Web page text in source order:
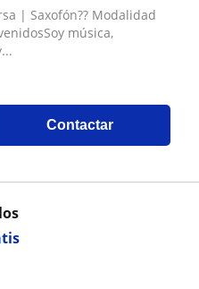
| Saxofón?? Modalidad
música,
Contactar